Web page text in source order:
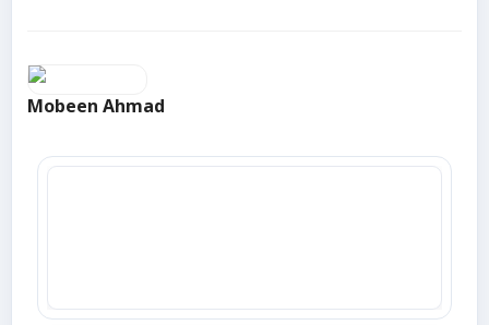
Mobeen Ahmad